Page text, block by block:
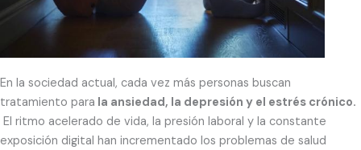
En la sociedad actual, cada vez más personas buscan
tratamiento para la ansiedad, la depresión y el estrés crónico.
El ritmo acelerado de vida, la presión laboral y la constante
exposición digital han incrementado los problemas de salud